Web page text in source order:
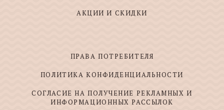
АКЦИИ И СКИДКИ
ПРАВА ПОТРЕБИТЕЛЯ
ПОЛИТИКА КОНФИДЕНЦИАЛЬНОСТИ
СОГЛАСИЕ НА ПОЛУЧЕНИЕ РЕКЛАМНЫХ И
ИНФОРМАЦИОННЫХ РАССЫЛОК